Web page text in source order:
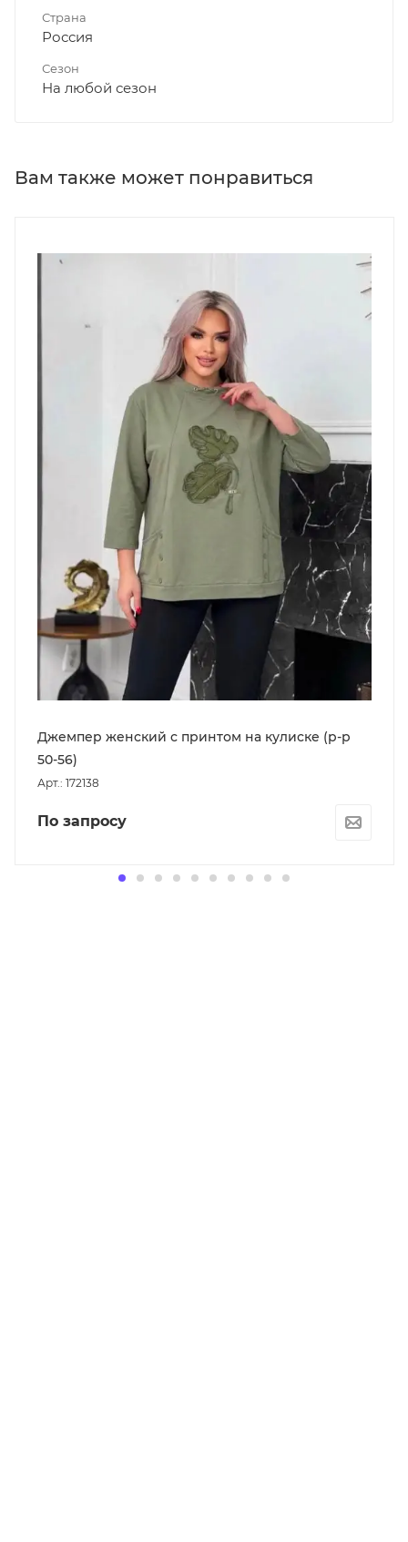
Страна
Россия
Сезон
На любой сезон
Вам также может понравиться
Джемпер женский с принтом на кулиске (р-р
50-56)
Арт.: 172138
По запросу